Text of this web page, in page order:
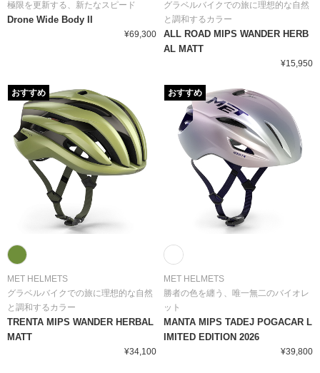
極限を更新する、新たなスピード
Drone Wide Body II
¥69,300
グラベルバイクでの旅に理想的な自然
と調和するカラー
ALL ROAD MIPS WANDER HERB
AL MATT
¥15,950
MET HELMETS
グラベルバイクでの旅に理想的な自然
と調和するカラー
TRENTA MIPS WANDER HERBAL
MATT
¥34,100
おすすめ
MET HELMETS
勝者の色を纏う、唯一無二のバイオレ
ット
MANTA MIPS TADEJ POGACAR L
IMITED EDITION 2026
¥39,800
おすすめ